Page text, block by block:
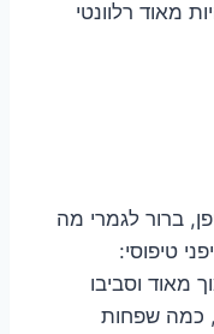
מאוד רלוונטי
ברור לגמרי מה
טיפוסי:
מאוד וסביבו
כמה שפחות